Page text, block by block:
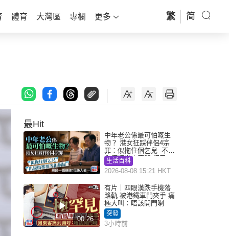
體育 大灣區 專欄 更多 繁 简
最Hit
中年老公係最可怕嘅生
物？ 港女狂踩伴侶4宗
罪：似拖住個乞兒 不解
為何經常去廁所 網民一
語道破
生活百科
2026-08-08 15:21 HKT
00:26
有片｜四眼漢跌手機落
路軌 被港鐵車門夾手 痛
極大叫：唔該開門喇
突發
3小時前